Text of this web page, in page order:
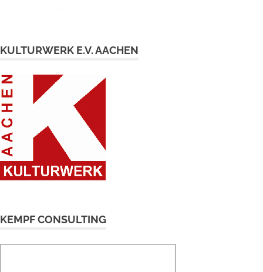
KULTURWERK E.V. AACHEN
KEMPF CONSULTING